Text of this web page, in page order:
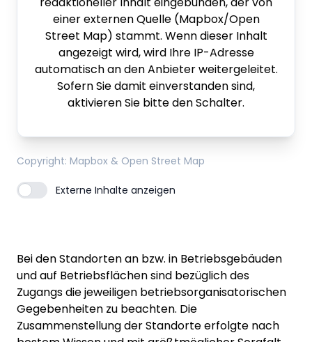
einer externen Quelle (Mapbox/Open
Street Map) stammt. Wenn dieser Inhalt
angezeigt wird, wird Ihre IP-Adresse
automatisch an den Anbieter weitergeleitet.
Sofern Sie damit einverstanden sind,
aktivieren Sie bitte den Schalter.
Copyright: Mapbox & Open Street Map
Externe Inhalte anzeigen
Bei den Standorten an bzw. in Betriebsgebäuden
und auf Betriebsflächen sind bezüglich des
Zugangs die jeweiligen betriebsorganisatorischen
Gegebenheiten zu beachten. Die
Zusammenstellung der Standorte erfolgte nach